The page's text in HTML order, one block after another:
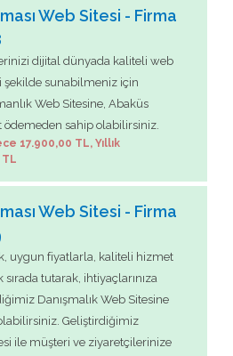
Web Sitesi - Firma
dijital dünyada kaliteli web
şekilde sunabilmeniz için
Web Sitesine, Abaküs
ödemeden sahip olabilirsiniz.
17.900,00 TL, Yıllık
Web Sitesi - Firma
uygun fiyatlarla, kaliteli hizmet
tutarak, ihtiyaçlarınıza
Danışmalık Web Sitesine
Geliştirdiğimiz
ile müşteri ve ziyaretçilerinize